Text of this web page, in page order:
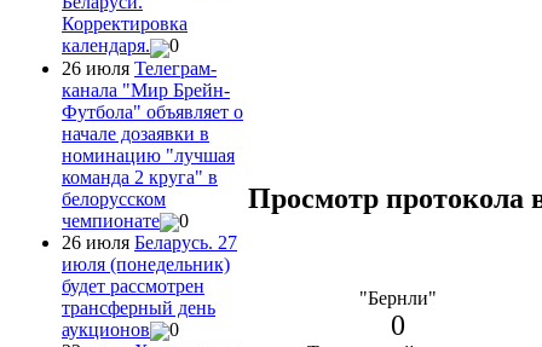
Корректировка
календаря.
0
26 июля Телеграм-
канала "Мир Брейн-
Футбола" объявляет о
начале дозаявки в
номинацию "лучшая
команда 2 круга" в
белорусском
чемпионате
0
26 июля Беларусь. 27
июля (понедельник)
будет рассмотрен
трансферный день
аукционов
0
Просмотр протокола
"Бернли"
0